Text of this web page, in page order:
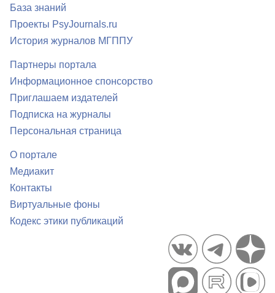
База знаний
Проекты PsyJournals.ru
История журналов МГППУ
Партнеры портала
Информационное спонсорство
Приглашаем издателей
Подписка на журналы
Персональная страница
О портале
Медиакит
Контакты
Виртуальные фоны
Кодекс этики публикаций